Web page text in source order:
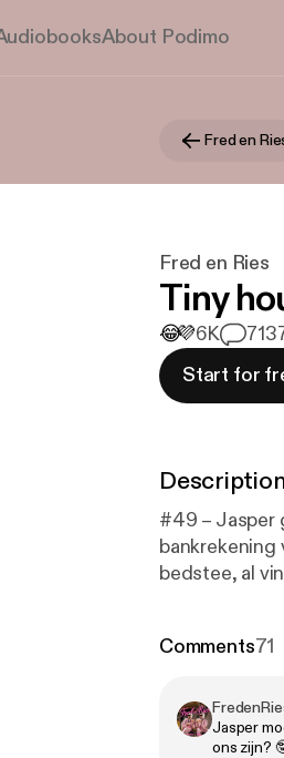
About Podimo
Fred en
Fred en Ries
Tiny
😂💜6K 71
Start for
#49 – Jasper
bankrekening
bedstee, al
Comments71
Jasper
ons zijn?